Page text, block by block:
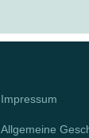
Impressum
Allgemeine